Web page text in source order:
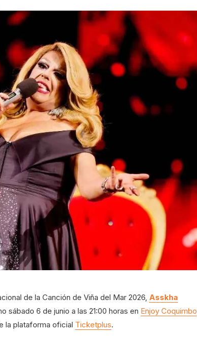
de la Canción de Viña del Mar 2026, Asskha
sábado 6 de junio a las 21:00 horas en Enjoy Coquimbo
la plataforma oficial Ticketplus.